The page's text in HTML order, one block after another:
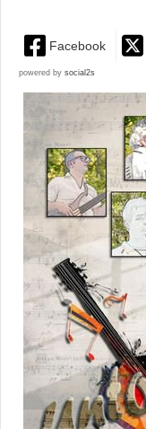
Facebook
powered by social2s